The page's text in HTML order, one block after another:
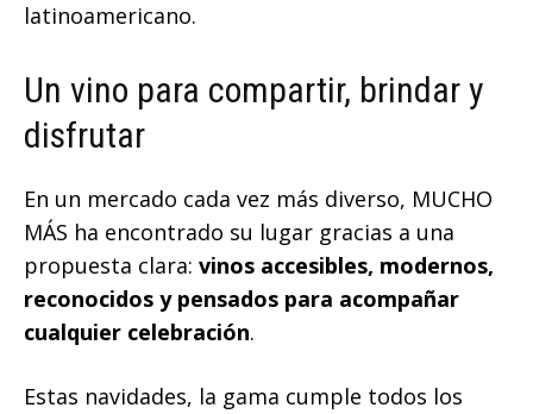
latinoamericano.
Un vino para compartir, brindar y
disfrutar
En un mercado cada vez más diverso, MUCHO
MÁS ha encontrado su lugar gracias a una
propuesta clara: vinos accesibles, modernos,
reconocidos y pensados para acompañar
cualquier celebración.
Estas navidades, la gama cumple todos los